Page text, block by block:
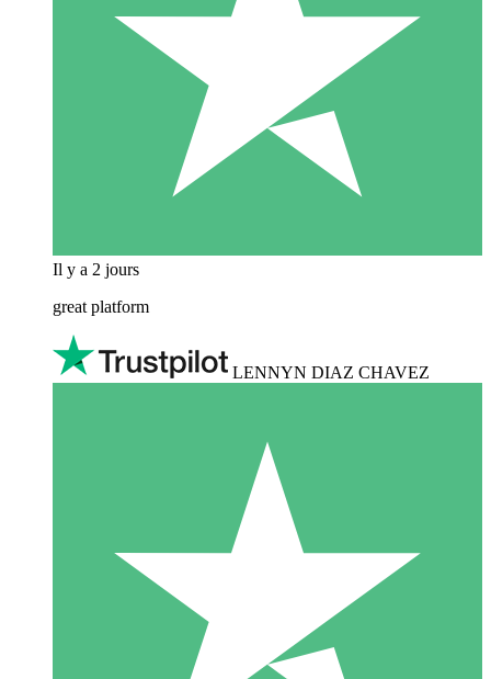
Il y a 2 jours
great platform
LENNYN DIAZ CHAVEZ